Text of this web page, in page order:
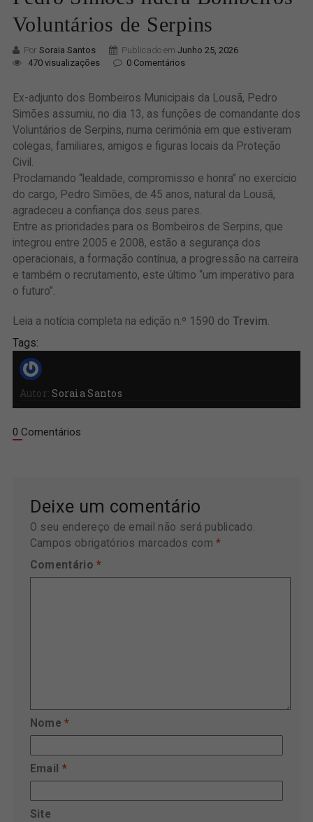
Voluntários de Serpins
Por Soraia Santos Publicado em Junho 25, 2026
470 visualizações
0 Comentários
Ex-adjunto dos Bombeiros Municipais da Lousã, Pedro
Simões assumiu, no dia 13, as funções de comandante dos
Voluntários de Serpins, numa cerimónia em que estiveram
colegas, familiares, amigos e figuras locais da Proteção
Civil.
Proclamando “lealdade, compromisso e honra” no exercício
do cargo, Pedro Simões, de 45 anos, natural da Lousã,
agradeceu a confiança dos seus pares.
Entre as prioridades para os Bombeiros de Serpins, que
integrou entre 2005 e 2008, estão a segurança dos
operacionais, a formação contínua, a progressão na carreira
e também o recrutamento, este último “um imperativo para
o futuro”.
Leia a notícia completa na edição n.º 1590 do Trevim.
Tags:
Autor: Soraia Santos
0 Comentários
Deixe um comentário
O seu endereço de email não será publicado.
Campos obrigatórios marcados com*
Comentário*
Nome*
Email *
Site